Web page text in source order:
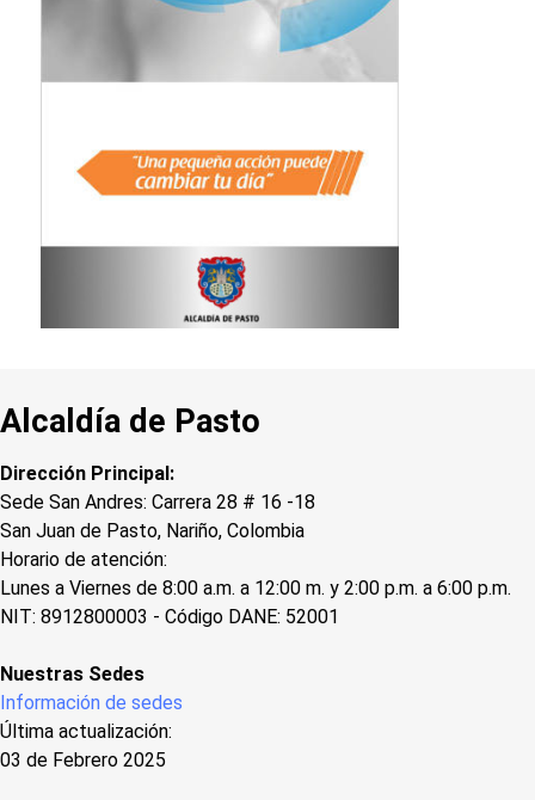
Alcaldía de Pasto
Dirección Principal:
Sede San Andres: Carrera 28 # 16 -18
San Juan de Pasto, Nariño, Colombia
Horario de atención:
Lunes a Viernes de 8:00 a.m. a 12:00 m. y 2:00 p.m. a 6:00 p.m.
NIT: 8912800003 - Código DANE: 52001
Nuestras Sedes
Información de sedes
Última actualización:
03 de Febrero 2025